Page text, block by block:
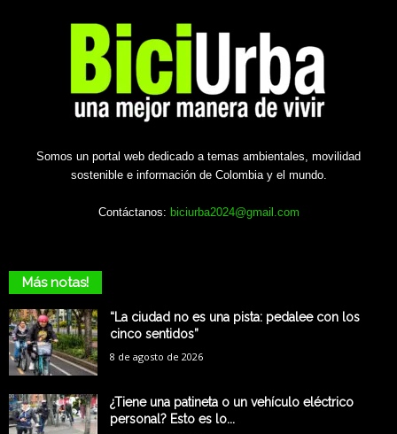
Somos un portal web dedicado a temas ambientales, movilidad
sostenible e información de Colombia y el mundo.
Contáctanos: biciurba2024@gmail.com
Más notas!
“La ciudad no es una pista: pedalee con los
cinco sentidos”
8 de agosto de 2026
¿Tiene una patineta o un vehículo eléctrico
personal? Esto es lo...